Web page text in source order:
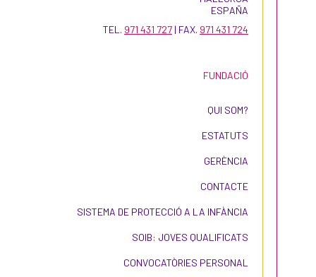
ESPAÑA
TEL. 971 431 727 | FAX. 971 431 724
FUNDACIÓ
QUI SOM?
ESTATUTS
GERÈNCIA
CONTACTE
SISTEMA DE PROTECCIÓ A LA INFÀNCIA
SOIB: JOVES QUALIFICATS
CONVOCATÒRIES PERSONAL